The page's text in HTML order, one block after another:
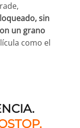
sin
un grano
como el